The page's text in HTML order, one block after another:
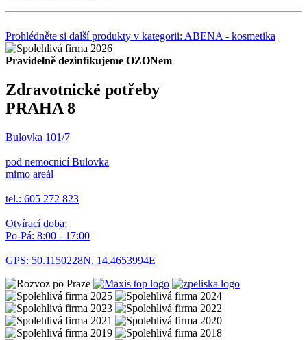
Prohlédněte si další produkty v kategorii: ABENA - kosmetika
Pravidelně dezinfikujeme OZONem
Zdravotnické potřeby
PRAHA 8
Bulovka 101/7
pod nemocnicí Bulovka
mimo areál
tel.: 605 272 823
Otvírací doba:
Po-Pá: 8:00 - 17:00
GPS: 50.1150228N, 14.4653994E